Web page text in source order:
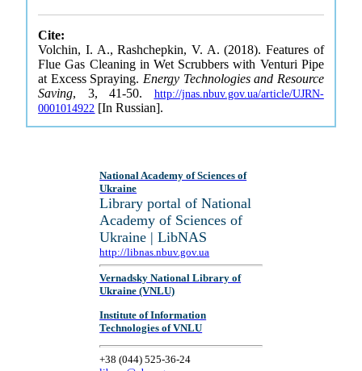
Cite:
Volchin, I. A., Rashchepkin, V. A. (2018). Features of
Flue Gas Cleaning in Wet Scrubbers with Venturi Pipe
at Excess Spraying. Energy Technologies and Resource
Saving, 3, 41-50. http://jnas.nbuv.gov.ua/article/UJRN-
0001014922 [In Russian].
National Academy of Sciences of
Ukraine
Library portal of National
Academy of Sciences of
Ukraine | LibNAS
http://libnas.nbuv.gov.ua
Vernadsky National Library of
Ukraine (VNLU)
Institute of Information
Technologies of VNLU
+38 (044) 525-36-24